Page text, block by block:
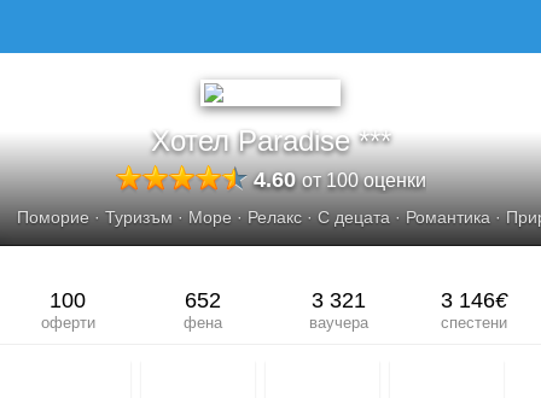
Хотел Paradise ***
4.60от 100 оценки
Поморие · Туризъм · Море · Релакс · С децата · Романтика ·
100
оферти
652
фена
3 321
ваучера
3 146€
спестени